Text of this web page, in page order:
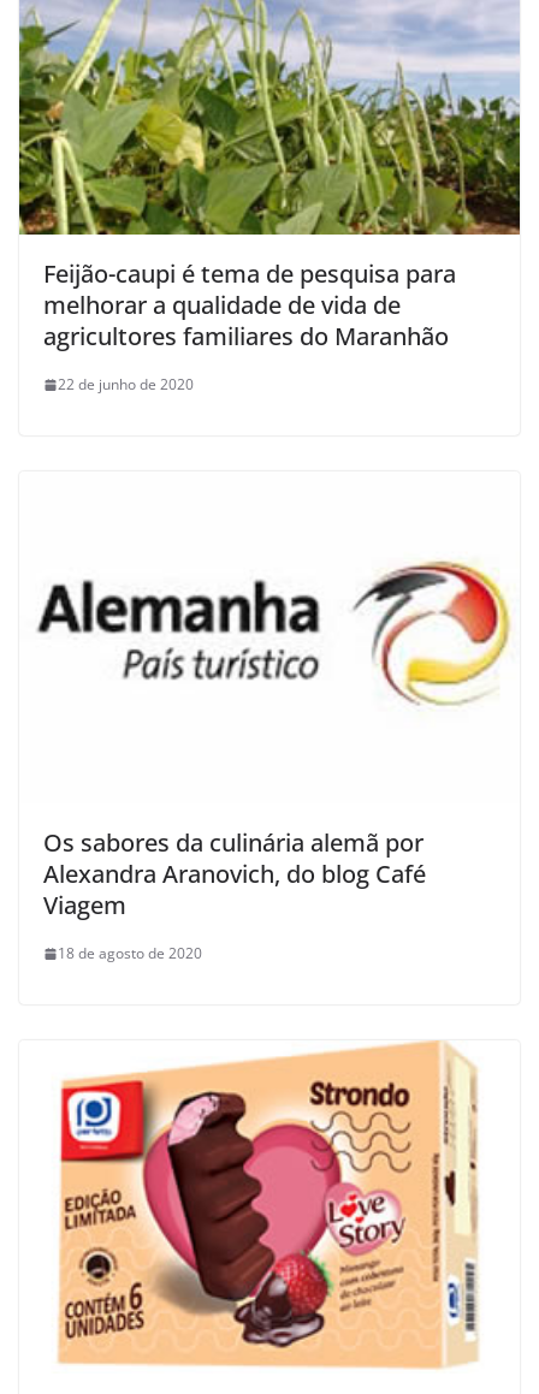
Feijão-caupi é tema de pesquisa para
melhorar a qualidade de vida de
agricultores familiares do Maranhão
22 de junho de 2020
Os sabores da culinária alemã por
Alexandra Aranovich, do blog Café
Viagem
18 de agosto de 2020